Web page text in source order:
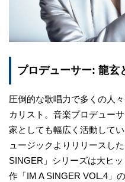
プロデューサー: 龍玄
圧倒的な歌唱力で多くの人
カリスト。音楽プロデュー
家としても幅広く活動して
ュージックよりリリースし
SINGER」シリーズは大ヒ
作「IM A SINGER VOL.4」